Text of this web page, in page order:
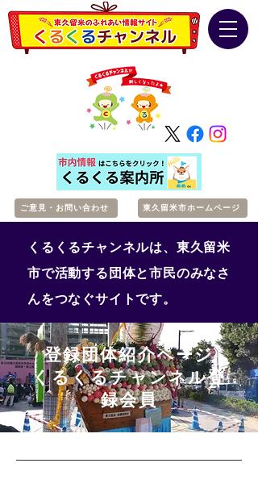
ご意見・お問い合わせ 東久留米市ホームページ
くるくるチャンネルは、東久留米
市で活動する団体と市民のみなさ
んをつなぐサイトです。
登録団体紹介ページ
​くるくるチャンネル登
録会員